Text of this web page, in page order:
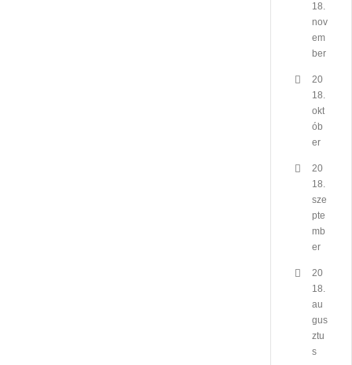
18.
nov
em
ber
20
18.
okt
ób
er
20
18.
sze
pte
mb
er
20
18.
au
gus
ztu
s